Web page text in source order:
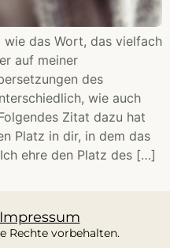
das Wort, das vielfach
auf meiner
des
wie auch
Zitat dazu hat
Platz in dir, in dem das
ehre den Platz des […]
Impressum
Rechte vorbehalten.